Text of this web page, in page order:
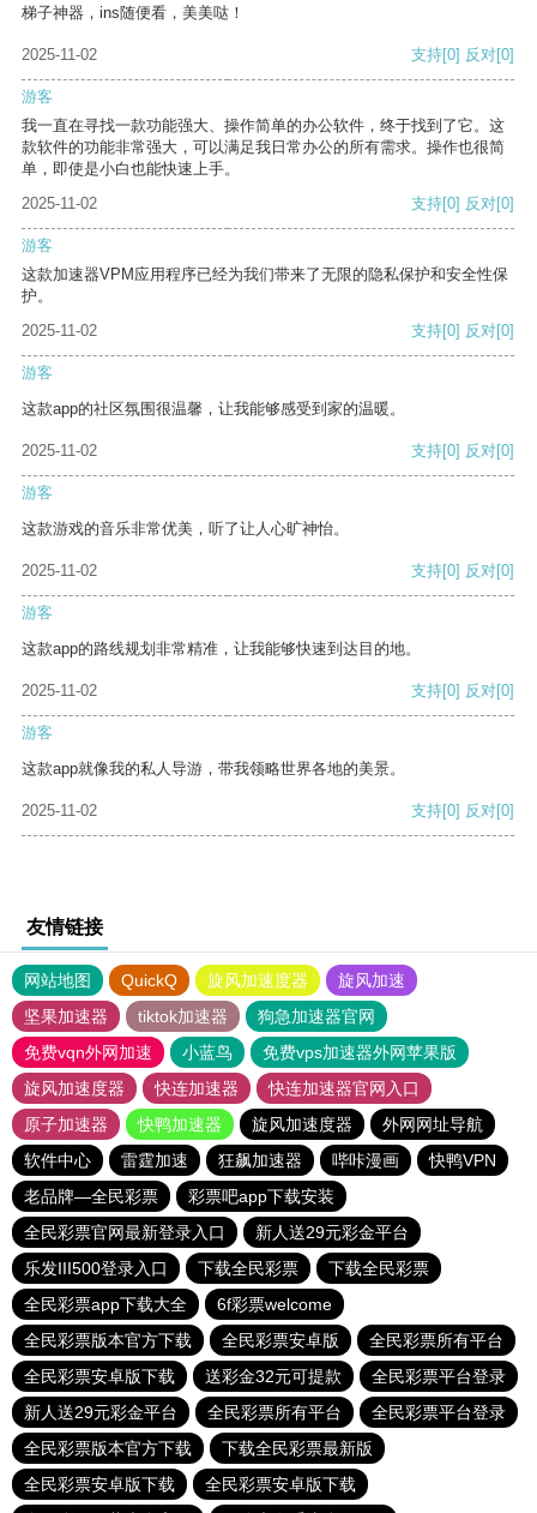
梯子神器，ins随便看，美美哒！
2025-11-02 支持[0] 反对[0]
游客
我一直在寻找一款功能强大、操作简单的办公软件，终于找到了它。这
款软件的功能非常强大，可以满足我日常办公的所有需求。操作也很简
单，即使是小白也能快速上手。
2025-11-02
支持[0] 反对[0]
游客
这款加速器VPM应用程序已经为我们带来了无限的隐私保护和安全性保
护。
2025-11-02
支持[0] 反对[0]
游客
这款app的社区氛围很温馨，让我能够感受到家的温暖。
2025-11-02 支持[0] 反对[0]
游客
这款游戏的音乐非常优美，听了让人心旷神怡。
2025-11-02 支持[0] 反对[0]
游客
这款app的路线规划非常精准，让我能够快速到达目的地。
2025-11-02 支持[0] 反对[0]
游客
这款app就像我的私人导游，带我领略世界各地的美景。
2025-11-02 支持[0] 反对[0]
友情链接
网站地图 QuickQ 旋风加速度器
旋风加速
坚果加速器
tiktok加速器
狗急加速器官网
免费vqn外网加速
小蓝鸟
免费vps加速器外网苹果版
旋风加速度器
快连加速器
快连加速器官网入口
原子加速器
快鸭加速器 旋风加速度器
外网网址导航
软件中心
雷霆加速 狂飙加速器 哔咔漫画
快鸭VPN
老品牌—全民彩票
彩票吧app下载安装
全民彩票官网最新登录入口
新人送29元彩金平台
乐发III500登录入口
下载全民彩票
下载全民彩票
全民彩票app下载大全
6f彩票welcome
全民彩票版本官方下载
全民彩票安卓版
全民彩票所有平台
全民彩票安卓版下载
送彩金32元可提款
全民彩票平台登录
新人送29元彩金平台
全民彩票所有平台
全民彩票平台登录
全民彩票版本官方下载
下载全民彩票最新版
全民彩票安卓版下载
全民彩票安卓版下载